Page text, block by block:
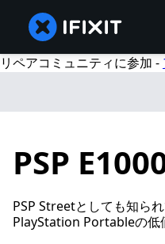
リペアコミュニティに参加 -
PSP
PSP Streetとしても知ら
PlayStation Portableの低